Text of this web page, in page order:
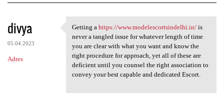
K
o
m
e
divya
05.04.2023
Adres
Getting a https://www
Getting a https://www.modelescortsindelhi.in/is
never a tangled issue for whatever length of time
you are clear with what you want and know the
right procedure for approach, yet all of these are
deficient until you counsel the right association to
convey your best capable and dedicated Escort.